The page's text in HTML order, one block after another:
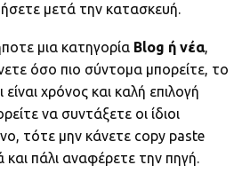
μετά την κατασκευή.
μια κατηγορία Βlog ή νέα,
όσο πιο σύντομα μπορείτε, το
χρόνος και καλή επιλογή
να συντάξετε οι ίδιοι
τότε μην κάνετε copy paste
πάλι αναφέρετε την πηγή.